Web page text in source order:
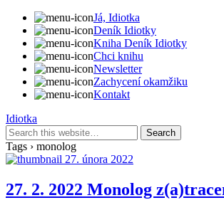
Já, Idiotka
Deník Idiotky
Kniha Deník Idiotky
Chci knihu
Newsletter
Zachycení okamžiku
Kontakt
Idiotka
Tags › monolog
27. února 2022
27. 2. 2022 Monolog